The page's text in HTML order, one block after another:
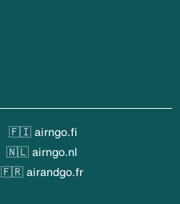
🇫🇮 airngo.fi
🇳🇱 airngo.nl
🇫🇷 airandgo.fr